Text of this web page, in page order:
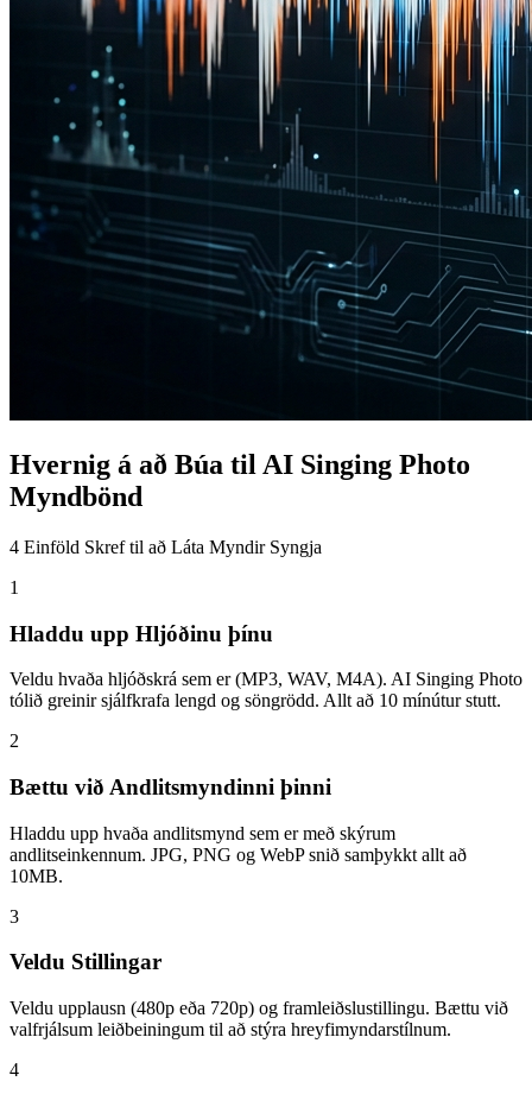
Hvernig á að Búa til AI Singing Photo
Myndbönd
4 Einföld Skref til að Láta Myndir Syngja
1
Hladdu upp Hljóðinu þínu
Veldu hvaða hljóðskrá sem er (MP3, WAV, M4A). AI Singing Photo
tólið greinir sjálfkrafa lengd og söngrödd. Allt að 10 mínútur stutt.
2
Bættu við Andlitsmyndinni þinni
Hladdu upp hvaða andlitsmynd sem er með skýrum
andlitseinkennum. JPG, PNG og WebP snið samþykkt allt að
10MB.
3
Veldu Stillingar
Veldu upplausn (480p eða 720p) og framleiðslustillingu. Bættu við
valfrjálsum leiðbeiningum til að stýra hreyfimyndarstílnum.
4